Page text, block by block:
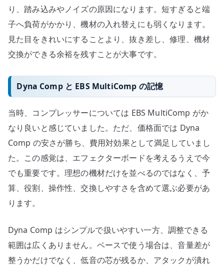
り、踏み込みやノイズの原因になります。短すぎると端
子へ負荷がかかり、機材の入れ替えにも弱くなります。
見た目をきれいにすることより、抜き差し、修理、機材
交換ができる余裕を残すことが大事です。
Dyna Comp と EBS MultiComp の記憶
当時、コンプレッサーについては EBS MultiComp がか
なり良いと感じていました。ただ、価格面では Dyna
Comp の安さが勝ち、費用対効果として満足していまし
た。この感覚は、エフェクターボードを考えるうえで今
でも重要です。理想の機材だけを並べるのではなく、予
算、役割、操作性、交換しやすさを含めて選ぶ必要があ
ります。
Dyna Comp はシンプルで扱いやすい一方、調整できる
範囲は広くありません。ベースで使う場合は、音量差が
整うかだけでなく、低音の芯が残るか、アタックが潰れ